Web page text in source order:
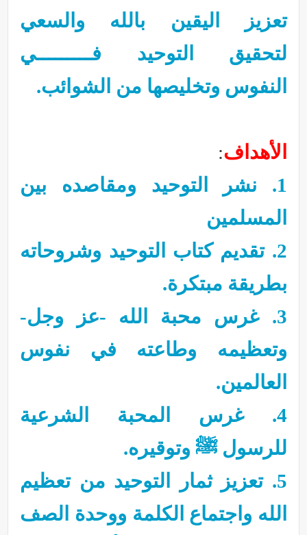
تعزيز اليقين بالله والسعي
لتحقيق التوحيد فـــــــــي
النفوس وتخليصها من الشوائب.
الأهداف:
1. نشر التوحيد ومقاصده بين
المسلمين
2. تقديم كتاب التوحيد وشروحاته
بطريقة مبتكرة.
3. غرس محبة الله -عز وجل-
وتعظيمه وطاعته في نفوس
العالمين.
4. غرس المحبة الشرعية
للرسول ﷺ وتوقيره.
5. تعزيز ثمار التوحيد من تعظيم
الله واجتماع الكلمة ووحدة الصف